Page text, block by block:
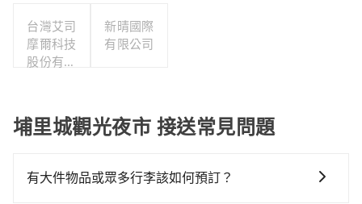
台灣艾司
摩爾科技
股份有限
新晴國際
有限公司
埔里城觀光夜市 接送常見問題
有大件物品或眾多行李該如何預訂？